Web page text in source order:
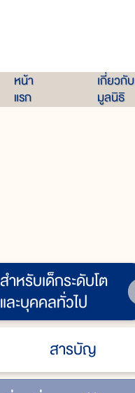
หน้า
แรก
เกี่ยวกับ
มูลนิธิ
สำหรับเด็กระดับโต
และบุคคลทั่วไป
สารบัญ